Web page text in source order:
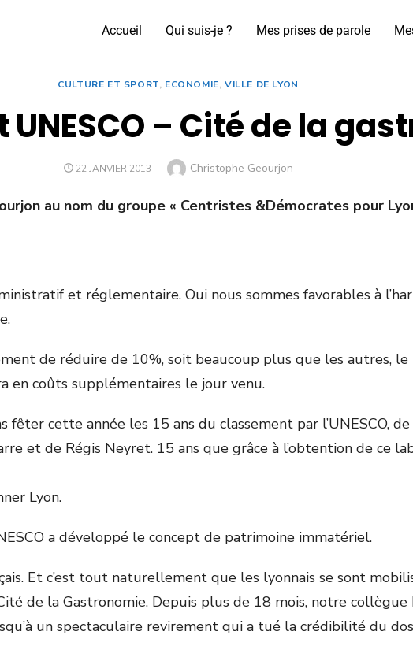
Accueil Qui suis-je ? Mes prises de parole
CULTURE ET SPORT, ECONOMIE, VILLE DE LYON
– Cité de la
22 JANVIER 2013 Christophe Geourjon
au nom du groupe « Centristes &Démocrates pour
et réglementaire. Oui nous sommes favorables à
de réduire de 10%, soit beaucoup plus que les autres,
en coûts supplémentaires le jour venu.
cette année les 15 ans du classement par l’UNESCO,
et de Régis Neyret. 15 ans que grâce à l’obtention de ce
Lyon.
a développé le concept de patrimoine immatériel.
Et c’est tout naturellement que les lyonnais se sont
de la Gastronomie. Depuis plus de 18 mois, notre
un spectaculaire revirement qui a tué la crédibilité du